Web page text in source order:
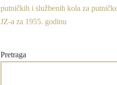
putničkih i službenih kola za
JZ-a za 1955. godinu
Pretraga